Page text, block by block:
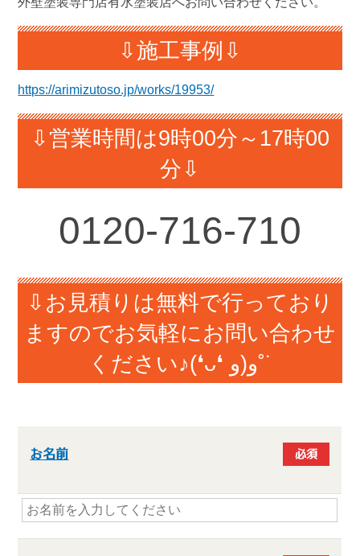
⇩施工事例⇩
https://arimizutoso.jp/works/19953/
⇩営業時間は9時00分～17時00
分⇩
0120-716-710
⇩お見積りは無料で行っており
ますのでお気軽にお問い合わせ
ください♪(❛ᴗ❛ و(و˚˙
お名前 必須